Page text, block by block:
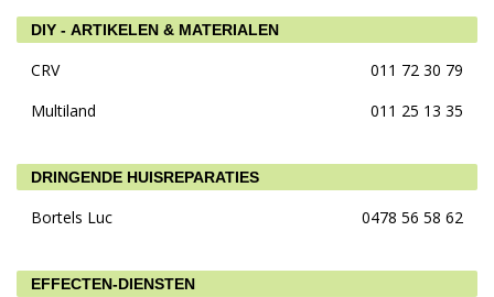
DIY - ARTIKELEN & MATERIALEN
CRV
011 72 30 79
Multiland
011 25 13 35
DRINGENDE HUISREPARATIES
Bortels Luc 0478 56 58 62
EFFECTEN-DIENSTEN